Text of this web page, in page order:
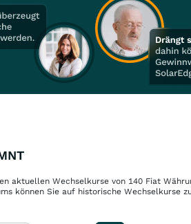
aktuellen Wechselkurse von 140 Fiat
können Sie auf historische Wechselkurse